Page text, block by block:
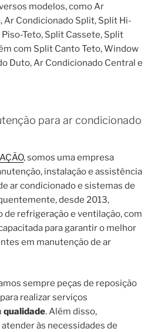
modelos, como Ar
Ar Condicionado Split, Split Hi-
Teto, Split Cassete, Split
com Split Canto Teto, Window
Duto, Ar Condicionado Central e
para ar condicionado
, somos uma empresa
instalação e assistência
ar condicionado e sistemas de
desde 2013,
de refrigeração e ventilação, com
para garantir o melhor
em manutenção de ar
sempre peças de reposição
realizar serviços
qualidade. Além disso,
às necessidades de